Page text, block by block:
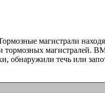
магистрали
тормозных магистралей.
обнаружили течь или